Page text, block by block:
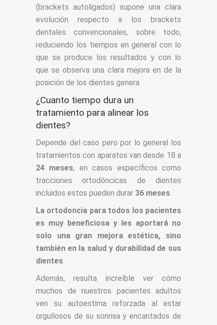
(brackets autoligados) supone una clara
evolución respecto a los brackets
dentales convencionales, sobre todo,
reduciendo los tiempos en general con lo
que se produce los resultados y con lo
que se observa una clara mejora en de la
posición de los dientes genera
¿Cuanto tiempo dura un
tratamiento para alinear los
dientes?
Depende del caso pero por lo general los
tratamientos con aparatos van desde 18 a
24 meses, en casos específicos como
tracciones ortodóncicas de dientes
incluidos estos pueden durar 36 meses.
La ortodoncia para todos los pacientes
es muy beneficiosa y les aportará no
solo una gran mejora estética, sino
también en la salud y durabilidad de sus
dientes.
Además, resulta increíble ver cómo
muchos de nuestros pacientes adultos
ven su autoestima reforzada al estar
orgullosos de su sonrisa y encantados de